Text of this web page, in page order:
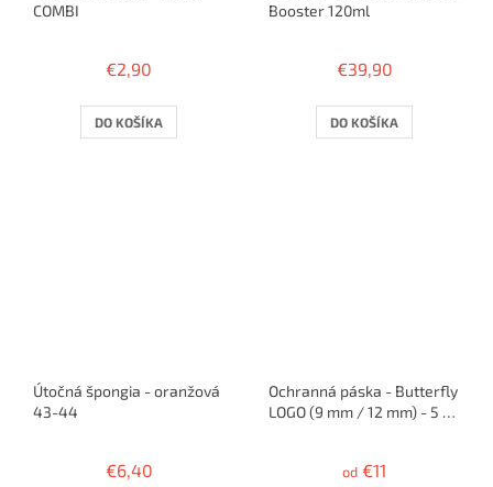
COMBI
€2,90
DO KOŠÍKA
Booster 120ml
€39,90
DO KOŠÍKA
Útočná špongia - oranžová
43-44
€6,40
Ochranná páska - Butterfly
LOGO (9 mm / 12 mm) - 5 m
od €11